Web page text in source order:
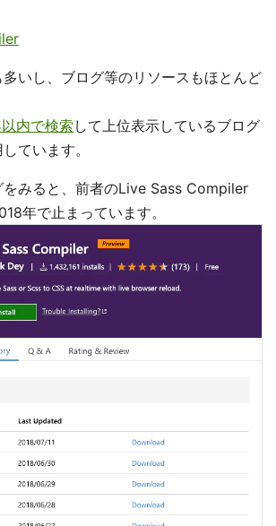
いし、ブログ等のリソースもほとんど
内で検索 して上位表示しているブログ
ています。
をみると、前者のLive Sass Compiler
年で止まっています。